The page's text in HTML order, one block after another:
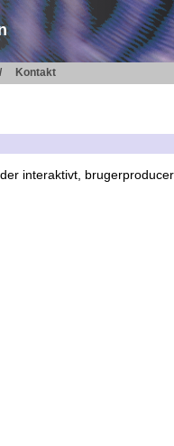
Kontakt
interaktivt,